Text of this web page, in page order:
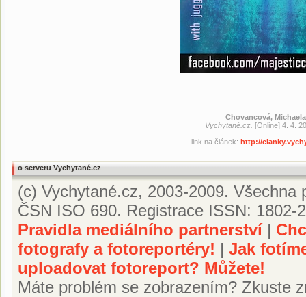
Chovancová,
Vychytané.cz. [Online] 4. 4.
link na článek: http://
o serveru Vychytané.cz
(c) Vychytané.cz, 2003-2009.
ČSN ISO 690. Registrace ISSN: 1802-
Pravidla mediálního partnerství|
fotografy a fotoreportéry! | Jak
uploadovat fotoreport? Můžete!
Máte problém se zobrazením? Zkuste